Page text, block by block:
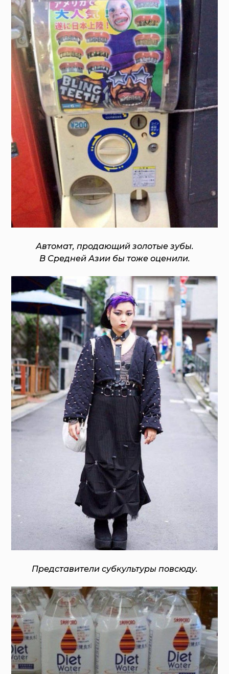
Автомат, продающий золотые зубы.
В Средней Азии бы тоже оценили.
Представители субкультуры повсюду.